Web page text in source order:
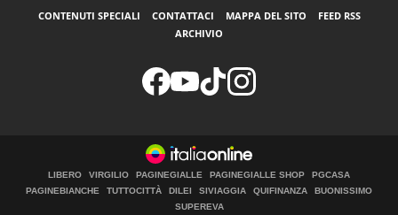
CONTENUTI SPECIALI CONTATTACI MAPPA DEL SITO
FEED RSS
ARCHIVIO
LIBERO VIRGILIO PAGINEGIALLE PAGINEGIALLE SHOP
PGCASA
PAGINEBIANCHE
TUTTOCITTÀ DILEI SIVIAGGIA QUIFINANZA
BUONISSIMO
SUPEREVA